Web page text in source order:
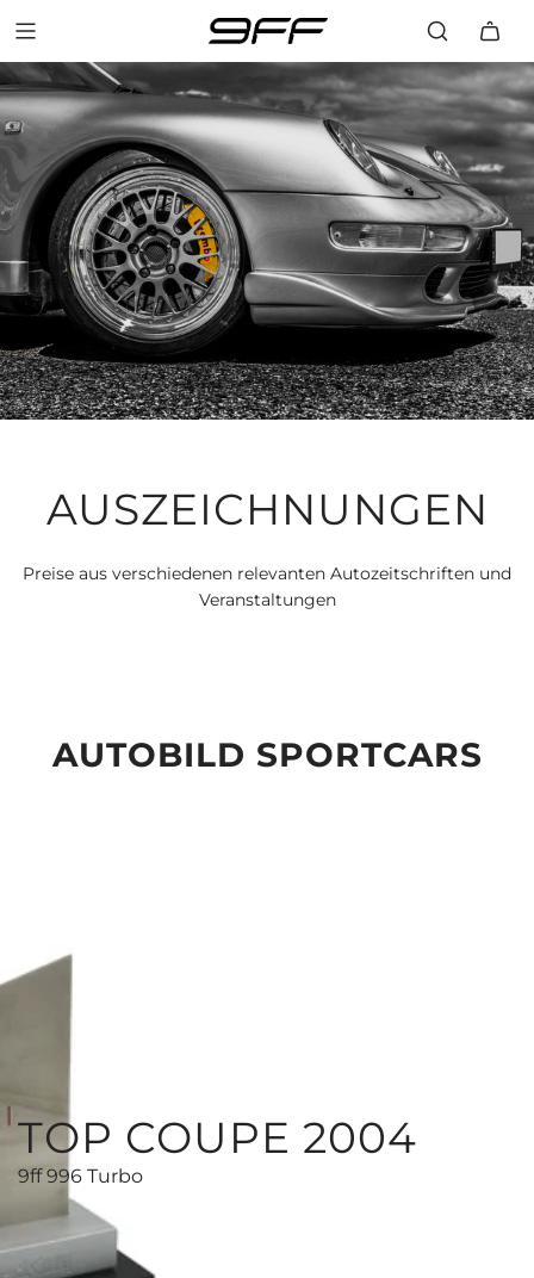
AUSZEICHNUNGEN
Preise aus verschiedenen relevanten Autozeitschriften und
Veranstaltungen
AUTOBILD SPORTCARS
TOP COUPE 2004
9ff 996 Turbo